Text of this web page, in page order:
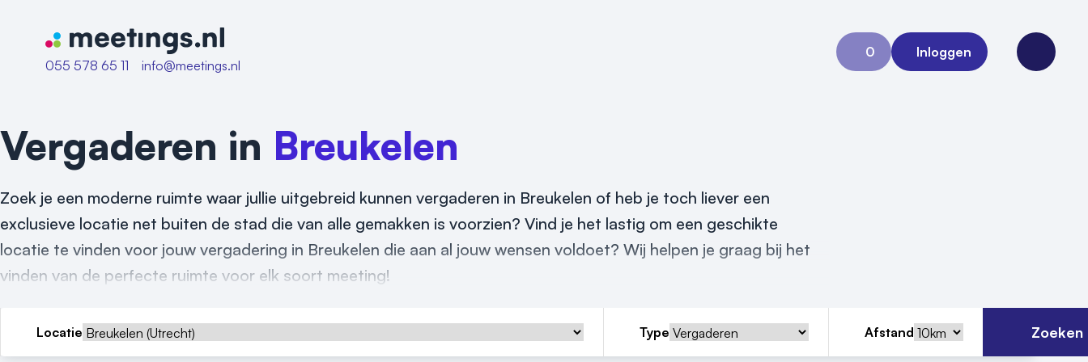
Naar home van Meetings
055 578 65 11
info@meetings.nl
0
Aanvraag 0
Inloggen
Open
Vergaderen in Breukelen
Zoek je een moderne ruimte waar jullie uitgebreid kunnen vergaderen in Breukelen of heb je toch liever een
exclusieve locatie net buiten de stad die van alle gemakken is voorzien? Vind je het lastig om een geschikte
locatie te vinden voor jouw vergadering in Breukelen die aan al jouw wensen voldoet? Wij helpen je graag bij het
vinden van de perfecte ruimte voor elk soort meeting!
Locatie Type Afstand Zoeken